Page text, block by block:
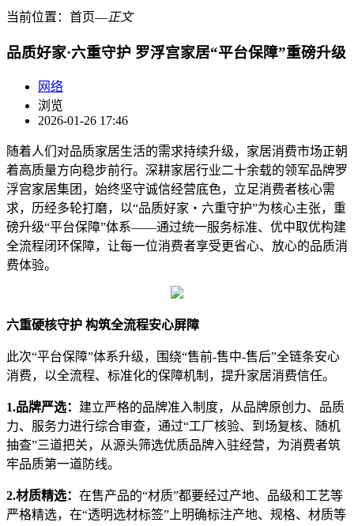
当前位置： 首页―正文
品质好家·六重守护 罗浮宫家居“平台保障”重磅升级
网络
浏览
2026-01-26 17:46
随着人们对品质家居生活的需求持续升级，家居消费市场正朝
着高质量方向稳步前行。深耕家居行业二十余载的领军品牌罗
浮宫家居集团，始终坚守诚信经营底色，立足消费者核心需
求，历经多轮打磨，以“品质好家・六重守护”为核心主张，重
磅升级“平台保障”体系——通过统一服务标准、优中取优构建
全流程闭环保障，让每一位消费者享受更省心、放心的品质消
费体验。
六重硬核守护 构筑全流程安心屏障
此次“平台保障”体系升级，围绕“售前-售中-售后”全链条安心
消费，以全流程、标准化的保障机制，提升家居消费信任。
1.品牌严选： 建立严格的品牌准入制度，从品牌原创力、品质
力、服务力进行综合审查，通过“工厂核验、到场复核、随机
抽查”三道把关，从源头筛选优质品牌入驻经营，为消费者筑
牢品质第一道防线。
2.材质精选： 在售产品的“材质”都要经过产地、品级和工艺等
严格精选，在“透明选材标签”上明确标注产地、规格、材质等